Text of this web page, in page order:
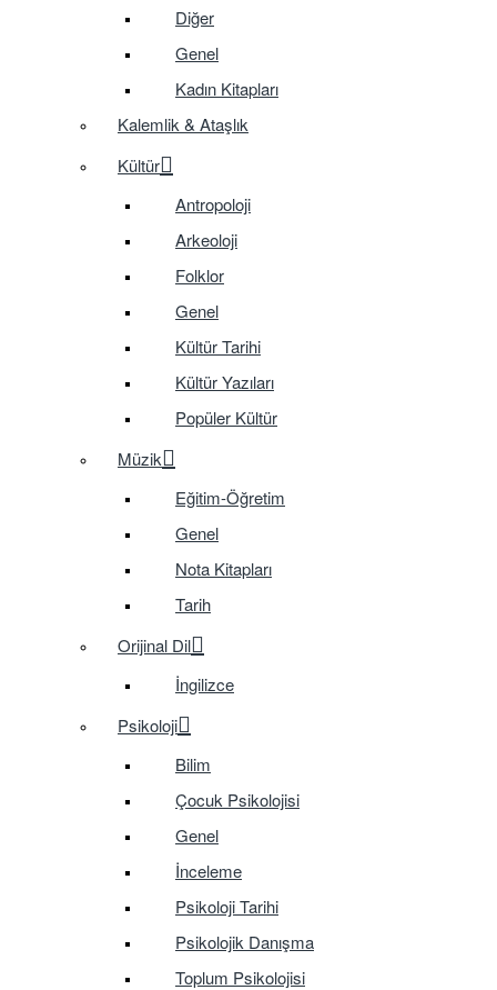
Diğer
Genel
Kadın Kitapları
Kalemlik & Ataşlık
Kültür
Antropoloji
Arkeoloji
Folklor
Genel
Kültür Tarihi
Kültür Yazıları
Popüler Kültür
Müzik
Eğitim-Öğretim
Genel
Nota Kitapları
Tarih
Orijinal Dil
İngilizce
Psikoloji
Bilim
Çocuk Psikolojisi
Genel
İnceleme
Psikoloji Tarihi
Psikolojik Danışma
Toplum Psikolojisi